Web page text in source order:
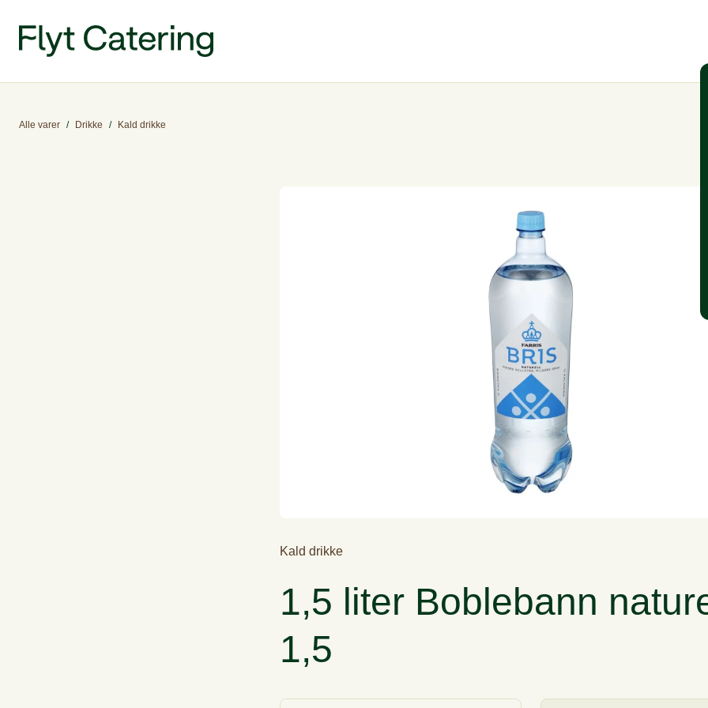
Alle varer / Drikke / Kald drikke
Kald drikke
1,5 liter Boblebann
1,5